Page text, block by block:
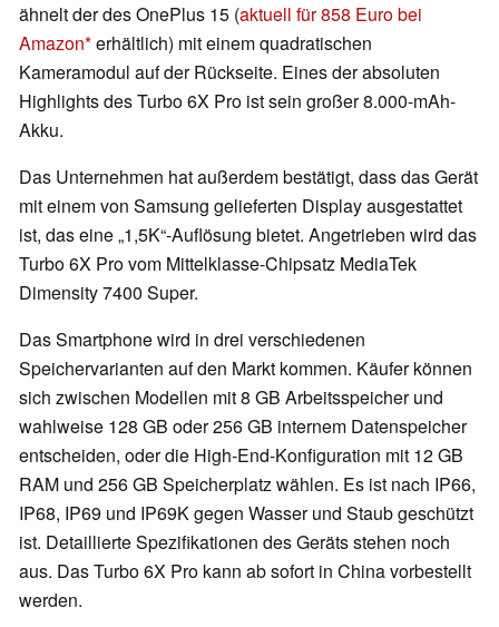
ähnelt der des OnePlus 15 (aktuell für 858 Euro bei
Amazon erhältlich) mit einem quadratischen
Kameramodul auf der Rückseite. Eines der absoluten
Highlights des Turbo 6X Pro ist sein großer 8.000-mAh-
Akku.
Das Unternehmen hat außerdem bestätigt, dass das Gerät
mit einem von Samsung gelieferten Display ausgestattet
ist, das eine „1,5K“-Auflösung bietet. Angetrieben wird das
Turbo 6X Pro vom Mittelklasse-Chipsatz MediaTek
Dimensity 7400 Super.
Das Smartphone wird in drei verschiedenen
Speichervarianten auf den Markt kommen. Käufer können
sich zwischen Modellen mit 8 GB Arbeitsspeicher und
wahlweise 128 GB oder 256 GB internem Datenspeicher
entscheiden, oder die High-End-Konfiguration mit 12 GB
RAM und 256 GB Speicherplatz wählen. Es ist nach IP66,
IP68, IP69 und IP69K gegen Wasser und Staub geschützt
ist. Detaillierte Spezifikationen des Geräts stehen noch
aus. Das Turbo 6X Pro kann ab sofort in China vorbestellt
werden.